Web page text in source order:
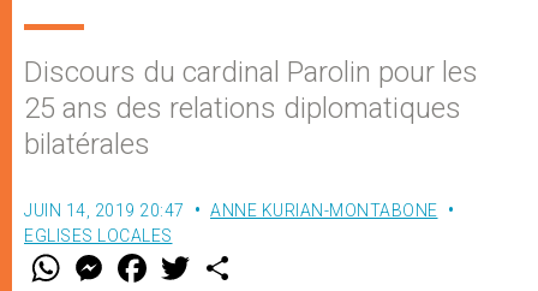
Discours du cardinal Parolin pour les
25 ans des relations diplomatiques
bilatérales
JUIN 14, 2019 20:47
ANNE KURIAN-MONTABONE
EGLISES LOCALES
W M
e
F
a w